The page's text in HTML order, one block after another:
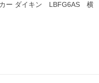
カー ダイキン LBFG6AS 横